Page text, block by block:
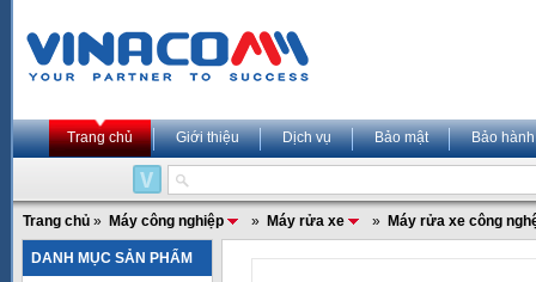
Trang chủ Giới thiệu Dịch vụ Bảo mật Bảo hành
Trang chủ » Máy công nghiệp » Máy rửa xe » Máy rửa xe công
DANH MỤC SẢN PHẨM